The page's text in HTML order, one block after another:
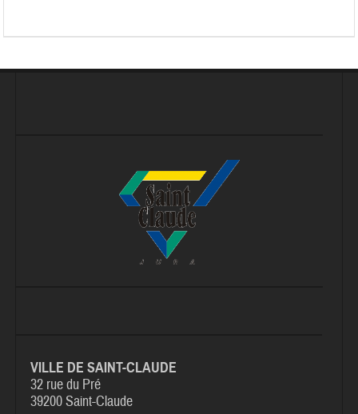
VILLE DE SAINT-CLAUDE
32 rue du Pré
39200 Saint-Claude